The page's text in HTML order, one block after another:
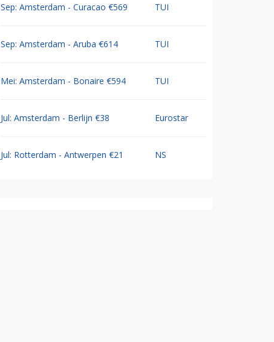
Sep: Amsterdam - Curacao €569 TUI
Sep: Amsterdam - Aruba €614 TUI
Mei: Amsterdam - Bonaire €594 TUI
Jul: Amsterdam - Berlijn €38 Eurostar
Jul: Rotterdam - Antwerpen €21 NS